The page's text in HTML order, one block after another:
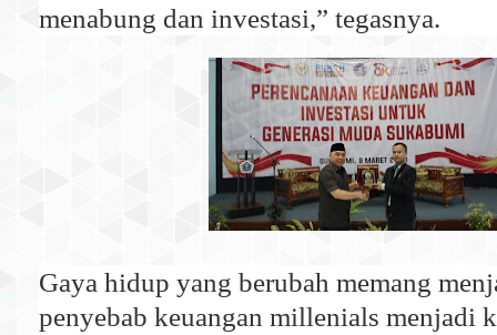
menabung dan investasi,” tegasnya.
Gaya hidup yang berubah memang
penyebab keuangan millenials menjadi